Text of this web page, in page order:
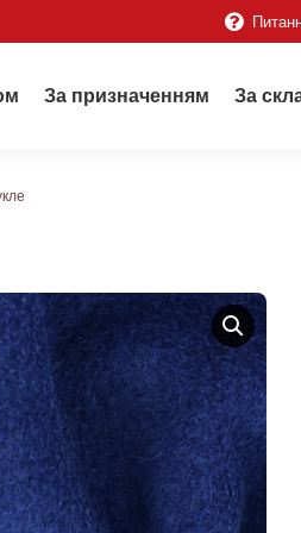
За призначенням За